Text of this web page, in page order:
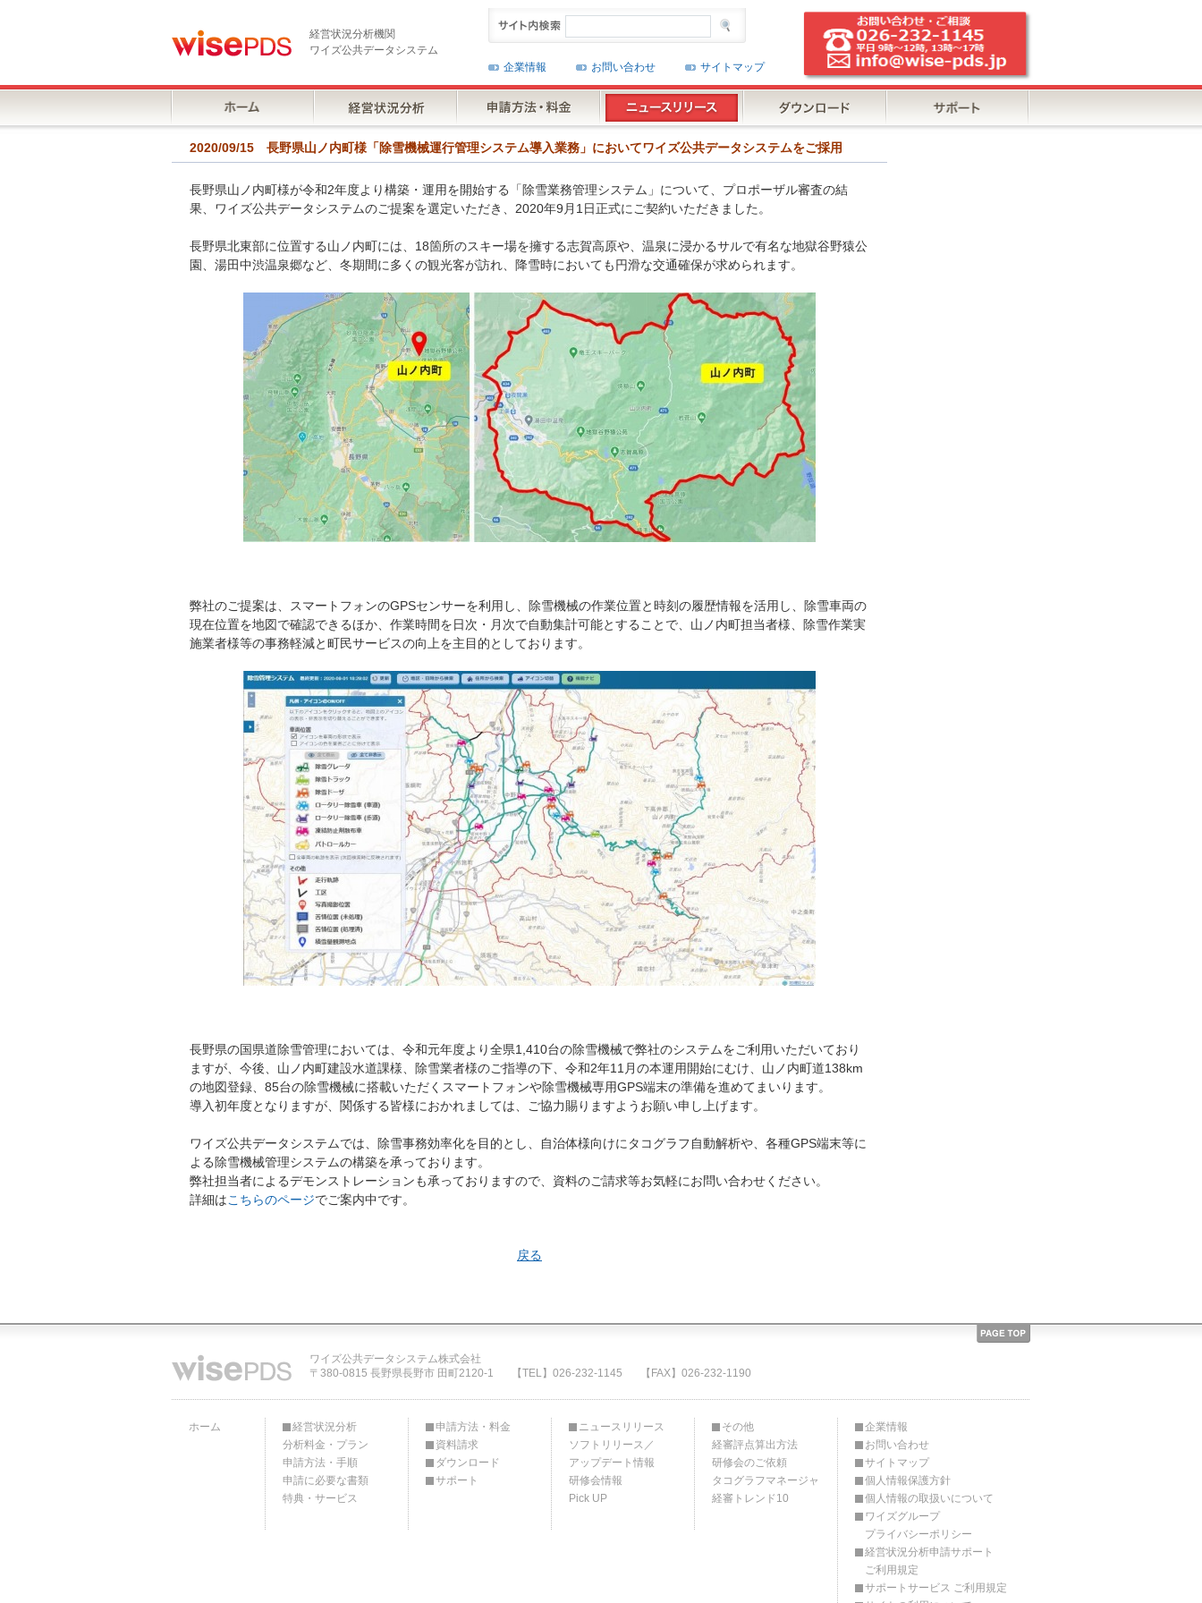
経営状況分析機関
ワイズ公共データシステム
企業情報
お問い合わせ サイトマップ
2020/09/15 長野県山ノ内町様「除雪機械運行管理システム導入業務」においてワイズ公共データシステムをご採用
長野県山ノ内町様が令和2年度より構築・運用を開始する「除雪業務管理システム」について、プロポーザル審査の結
果、ワイズ公共データシステムのご提案を選定いただき、2020年9月1日正式にご契約いただきました。
長野県北東部に位置する山ノ内町には、18箇所のスキー場を擁する志賀高原や、温泉に浸かるサルで有名な地獄谷野猿公
園、湯田中渋温泉郷など、冬期間に多くの観光客が訪れ、降雪時においても円滑な交通確保が求められます。
弊社のご提案は、スマートフォンのGPSセンサーを利用し、除雪機械の作業位置と時刻の履歴情報を活用し、除雪車両の
現在位置を地図で確認できるほか、作業時間を日次・月次で自動集計可能とすることで、山ノ内町担当者様、除雪作業実
施業者様等の事務軽減と町民サービスの向上を主目的としております。
長野県の国県道除雪管理においては、令和元年度より全県1,410台の除雪機械で弊社のシステムをご利用いただいており
ますが、今後、山ノ内町建設水道課様、除雪業者様のご指導の下、令和2年11月の本運用開始にむけ、山ノ内町道138km
の地図登録、85台の除雪機械に搭載いただくスマートフォンや除雪機械専用GPS端末の準備を進めてまいります。
導入初年度となりますが、関係する皆様におかれましては、ご協力賜りますようお願い申し上げます。
ワイズ公共データシステムでは、除雪事務効率化を目的とし、自治体様向けにタコグラフ自動解析や、各種GPS端末等に
よる除雪機械管理システムの構築を承っております。
弊社担当者によるデモンストレーションも承っておりますので、資料のご請求等お気軽にお問い合わせください。
詳細はこちらのページでご案内中です。
戻る
ワイズ公共データシステム株式会社
〒380-0815 長野県長野市 田町2120-1
【TEL】026-232-1145 【FAX】026-232-1190
ホーム
経営状況分析
分析料金・プラン
申請方法・手順
申請に必要な書類
特典・サービス
申請方法・料金
資料請求
ダウンロード
サポート
ニュースリリース
ソフトリリース／
アップデート情報
研修会情報
Pick UP
その他
経審評点算出方法
研修会のご依頼
タコグラフマネージャ
経審トレンド10
企業情報
お問い合わせ
サイトマップ
個人情報保護方針
個人情報の取扱いについて
ワイズグループ
プライバシーポリシー
経営状況分析申請サポート
ご利用規定
サポートサービス ご利用規定